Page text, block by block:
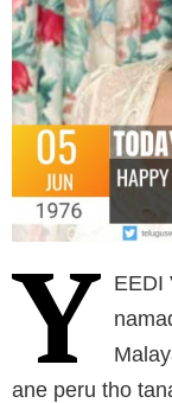
Y EEDI
ane peru tho